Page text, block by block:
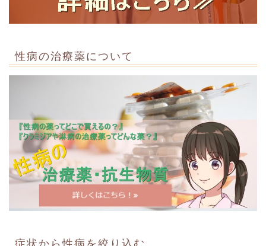
性病の治療薬について
症状から性病を絞り込む